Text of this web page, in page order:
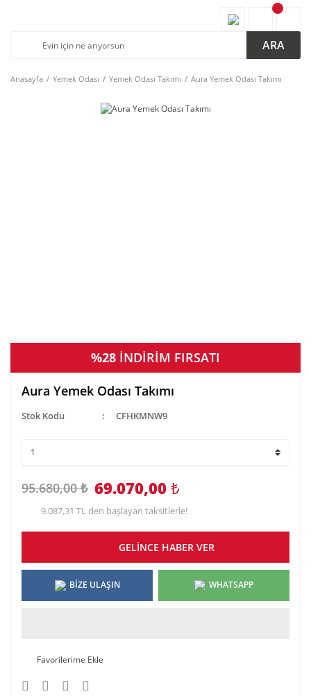
ARA
Anasayfa Yemek Odası Yemek Odası Takımı Aura Yemek Odası Takımı
%28 İNDİRİM FIRSATI
Aura Yemek Odası Takımı
Stok Kodu CFHKMNW9
95.680,00 ₺ 69.070,00 ₺
9.087,31 TL den başlayan taksitlerle!
GELİNCE HABER VER
BİZE ULAŞIN WHATSAPP